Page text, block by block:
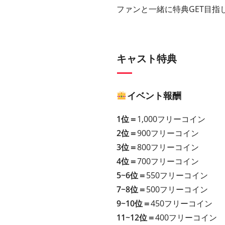
ファンと一緒に特典GET目指
キャスト特典
イベント報酬
1位＝1,000フリーコイン
2位＝900フリーコイン
3位＝800フリーコイン
4位＝700フリーコイン
5~6位＝550フリーコイン
7~8位＝500フリーコイン
9~10位＝450フリーコイン
11~12位＝400フリーコイン